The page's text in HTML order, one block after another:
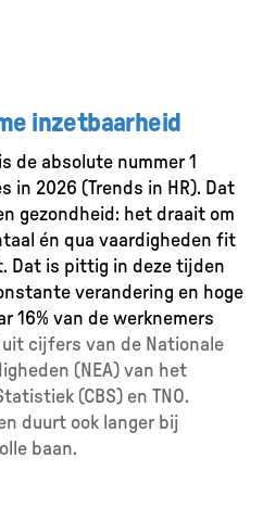
inzetbaarheid
de absolute nummer 1
in 2026 (Trends in HR). Dat
gezondheid: het draait om
én qua vaardigheden fit
Dat is pittig in deze tijden
verandering en hoge
16% van de werknemers
cijfers van de Nationale
(NEA) van het
(CBS) en TNO.
duurt ook langer bij
baan.